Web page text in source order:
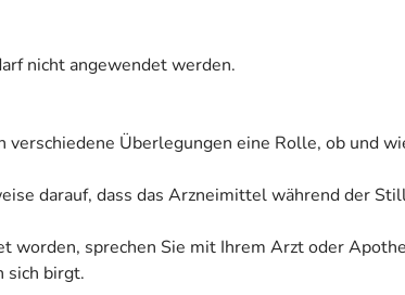
nicht angewendet werden.
verschiedene Überlegungen eine Rolle, ob und
darauf, dass das Arzneimittel während der
sprechen Sie mit Ihrem Arzt oder
sich birgt.